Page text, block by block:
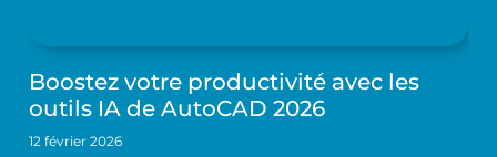
Boostez votre productivité avec les
outils IA de AutoCAD 2026
12 février 2026